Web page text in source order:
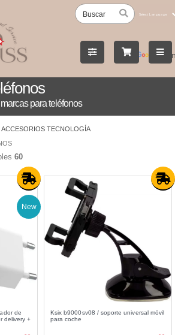
by
para teléfonos
ACCESORIOS TECNOLOGÍA
60
New
de
delivery +
Ksix b9000sv08 / soporte universal móvil
para coche